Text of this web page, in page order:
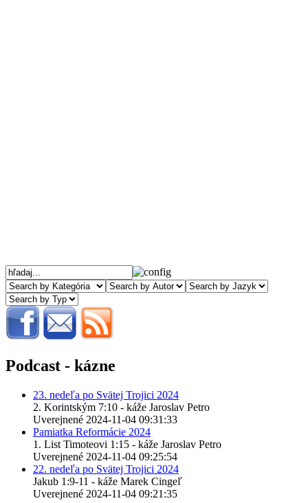
Podcast - kázne
23. nedeľa po Svätej Trojici 2024
2. Korintským 7:10 - káže Jaroslav Petro
Uverejnené 2024-11-04 09:31:33
Pamiatka Reformácie 2024
1. List Timoteovi 1:15 - káže Jaroslav Petro
Uverejnené 2024-11-04 09:25:54
22. nedeľa po Svätej Trojici 2024
Jakub 1:9-11 - káže Marek Cingeľ
Uverejnené 2024-11-04 09:21:35